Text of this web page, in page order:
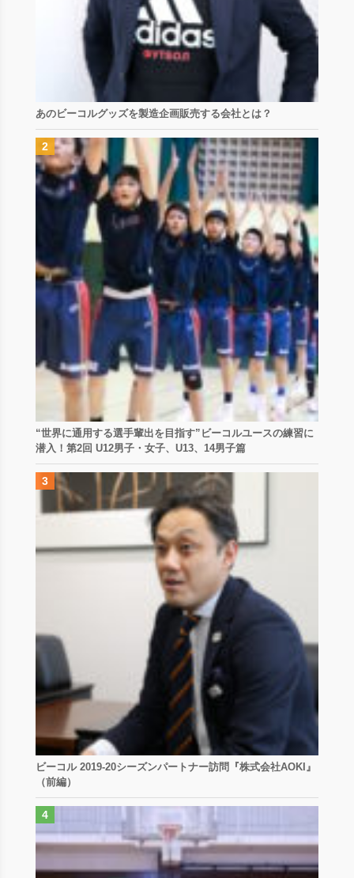
あのビーコルグッズを製造企画販売する会社とは？
“世界に通用する選手輩出を目指す”ビーコルユースの練習に
潜入！第2回 U12男子・女子、U13、14男子篇
ビーコル 2019-20シーズンパートナー訪問『株式会社AOKI』
（前編）